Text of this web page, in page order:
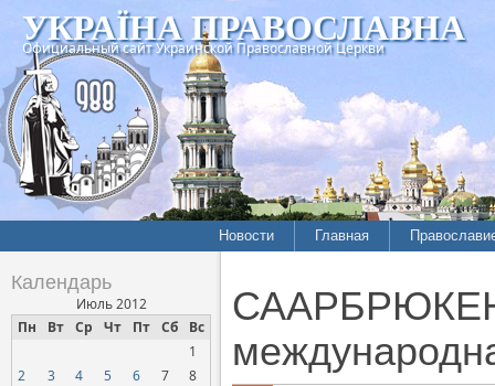
УКРАЇНА ПРАВОСЛАВНА
Официальный сайт Украинской Православной Церкви
Новости Главная
Календарь
Июль 2012
Пн
Вт Ср Чт Пт Сб Вс
1
2
3 4 5 6 7
8